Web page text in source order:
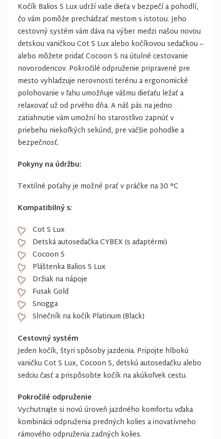
Kočík Balios S Lux udrží vaše dieťa v bezpečí a pohodlí,
čo vám pomôže prechádzať mestom s istotou. Jeho
cestovný systém vám dáva na výber medzi našou novou
detskou vaničkou Cot S Lux alebo kočíkovou sedačkou –
alebo môžete pridať Cocoon S na útulné cestovanie
novorodencov. Pokročilé odpruženie pripravené pre
mesto vyhladzuje nerovnosti terénu a ergonomické
polohovanie v ľahu umožňuje vášmu dieťaťu ležať a
relaxovať už od prvého dňa. A náš pás na jedno
zatiahnutie vám umožní ho starostlivo zapnúť v
priebehu niekoľkých sekúnd, pre väčšie pohodlie a
bezpečnosť.
Pokyny na údržbu:
Textilné poťahy je možné prať v práčke na 30 °C
Kompatibilný s:
Cot S Lux
Detská autosedačka CYBEX (s adaptérmi)
Cocoon S
Pláštenka Balios S Lux
Držiak na nápoje
Fusak Gold
Snogga
Slnečník na kočík Platinum (Black)
Cestovný systém
Jeden kočík, štyri spôsoby jazdenia. Pripojte hlbokú
vaničku Cot S Lux, Cocoon S, detskú autosedačku alebo
sedciu časť a prispôsobte kočík na akúkoľvek cestu.
Pokročilé odpruženie
Vychutnajte si novú úroveň jazdného komfortu vďaka
kombinácii odpruženia predných kolies a inovatívneho
rámového odpruženia zadných kolies.